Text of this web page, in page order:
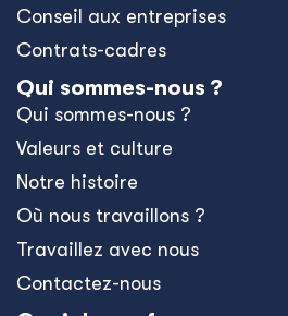
Conseil aux entreprises
Contrats-cadres
Qui sommes-nous ?
Qui sommes-nous ?
Valeurs et culture
Notre histoire
Où nous travaillons ?
Travaillez avec nous
Contactez-nous